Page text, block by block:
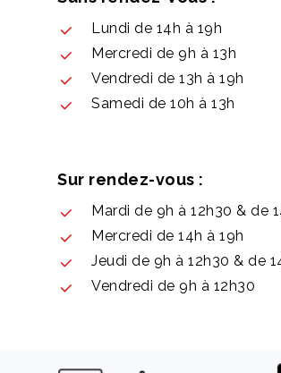
Lundi de 14h à 19h
Mercredi de 9h à 13h
Vendredi de 13h à 19h
Samedi de 10h à 13h
Sur rendez-vous :
Mardi de 9h à 12h30 & de
Mercredi de 14h à 19h
Jeudi de 9h à 12h30 & de
Vendredi de 9h à 12h30